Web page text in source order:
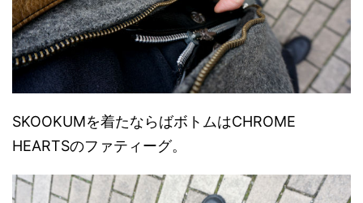
SKOOKUMを着たならばボトムはCHROME
HEARTSのファティーグ。